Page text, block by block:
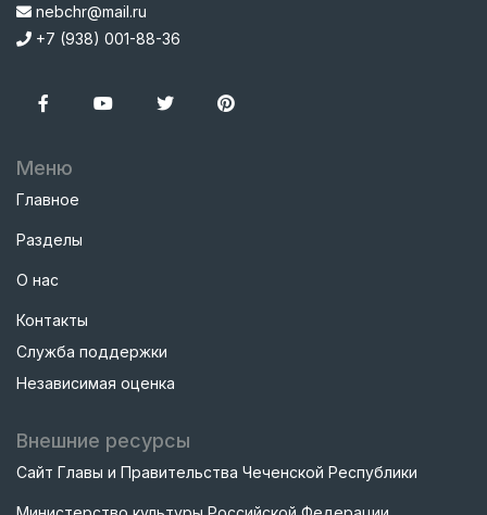
nebchr@mail.ru
+7 (938) 001-88-36
Меню
Главное
Разделы
О нас
Контакты
Служба поддержки
Независимая оценка
Внешние ресурсы
Сайт Главы и Правительства Чеченской Республики